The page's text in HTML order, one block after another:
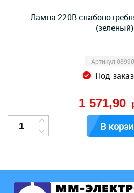
Лампа 220В
(зеленый)
Артикул
Под заказ
1 571,90
В